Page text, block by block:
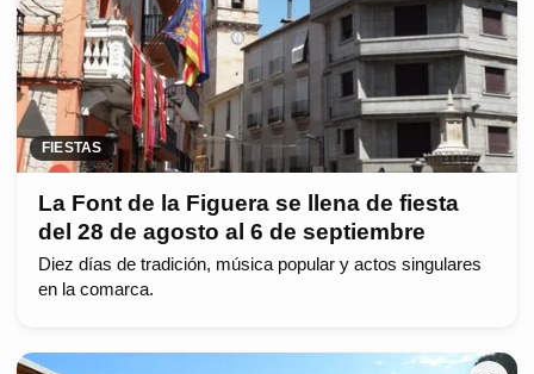
FIESTAS
La Font de la Figuera se llena de fiesta
del 28 de agosto al 6 de septiembre
Diez días de tradición, música popular y actos singulares
en la comarca.